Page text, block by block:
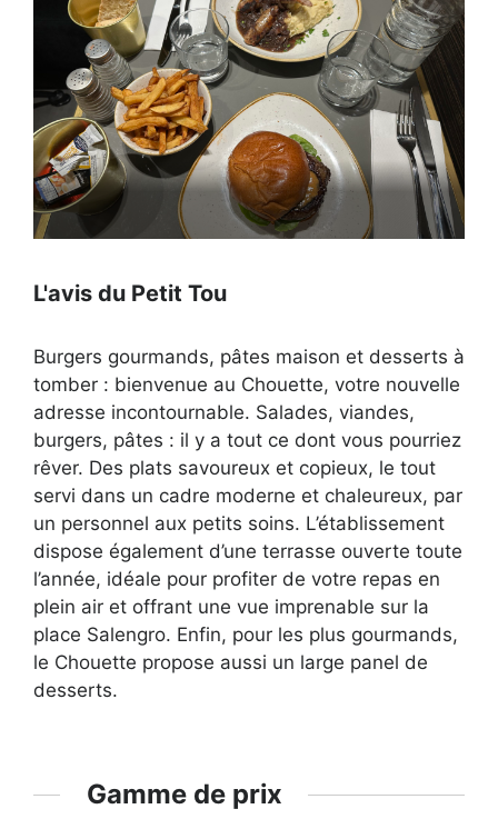
L'avis du Petit Tou
Burgers gourmands, pâtes maison et desserts à
tomber : bienvenue au Chouette, votre nouvelle
adresse incontournable. Salades, viandes,
burgers, pâtes : il y a tout ce dont vous pourriez
rêver. Des plats savoureux et copieux, le tout
servi dans un cadre moderne et chaleureux, par
un personnel aux petits soins. L’établissement
dispose également d’une terrasse ouverte toute
l’année, idéale pour profiter de votre repas en
plein air et offrant une vue imprenable sur la
place Salengro. Enfin, pour les plus gourmands,
le Chouette propose aussi un large panel de
desserts.
Gamme de prix